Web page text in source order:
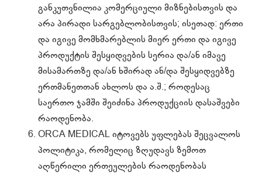
განკუთვნილია კომერციული მიზნებისთვის და
არა პირადი სარგებლობისთვის; ისეთად: ერთი
და იგივე მომხმარებლის მიერ ერთი და იგივე
პროდუქტის შესყიდვების სერია და/ან იმავე
მისამართზე და/ან ხშირად ან/და შესყიდვებზე
ერთმანეთთან ახლოს და ა.შ.; როდესაც
საერთო ჯამში შეიძინა პროდუქციის დასაშვები
რაოდენობა.
ORCA MEDICAL იტოვებს უფლებას შეცვალოს
პოლიტიკა, რომელიც ზღუდავს ზემოთ
აღწერილი ერთეულების რაოდენობას